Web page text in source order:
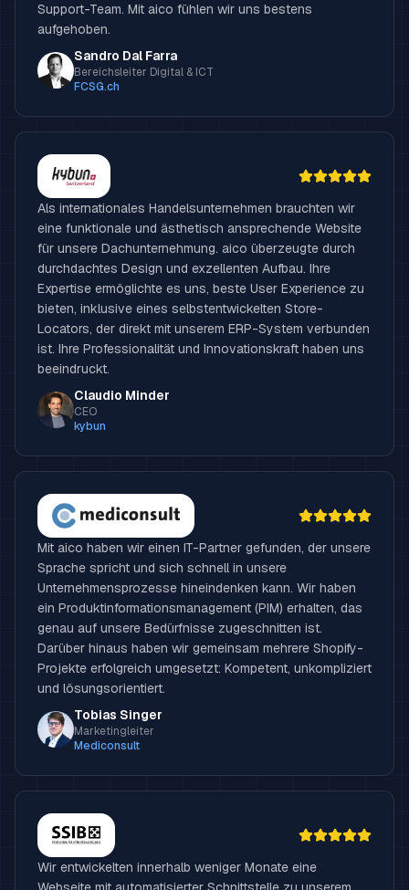
Support-Team. Mit aico fühlen wir uns bestens
aufgehoben.
Sandro Dal Farra
Bereichsleiter Digital & ICT
FCSG.ch
Als internationales Handelsunternehmen brauchten wir
eine funktionale und ästhetisch ansprechende Website
für unsere Dachunternehmung. aico überzeugte durch
durchdachtes Design und exzellenten Aufbau. Ihre
Expertise ermöglichte es uns, beste User Experience zu
bieten, inklusive eines selbstentwickelten Store-
Locators, der direkt mit unserem ERP-System verbunden
ist. Ihre Professionalität und Innovationskraft haben uns
beeindruckt.
Claudio Minder
CEO
kybun
Mit aico haben wir einen IT-Partner gefunden, der unsere
Sprache spricht und sich schnell in unsere
Unternehmensprozesse hineindenken kann. Wir haben
ein Produktinformationsmanagement (PIM) erhalten, das
genau auf unsere Bedürfnisse zugeschnitten ist.
Darüber hinaus haben wir gemeinsam mehrere Shopify-
Projekte erfolgreich umgesetzt: Kompetent, unkompliziert
und lösungsorientiert.
Tobias Singer
Marketingleiter
Mediconsult
Wir entwickelten innerhalb weniger Monate eine